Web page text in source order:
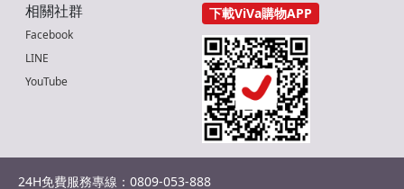
相關社群
Facebook
LINE
YouTube
下載ViVa購物APP
24H免費服務專線：0809-053-888